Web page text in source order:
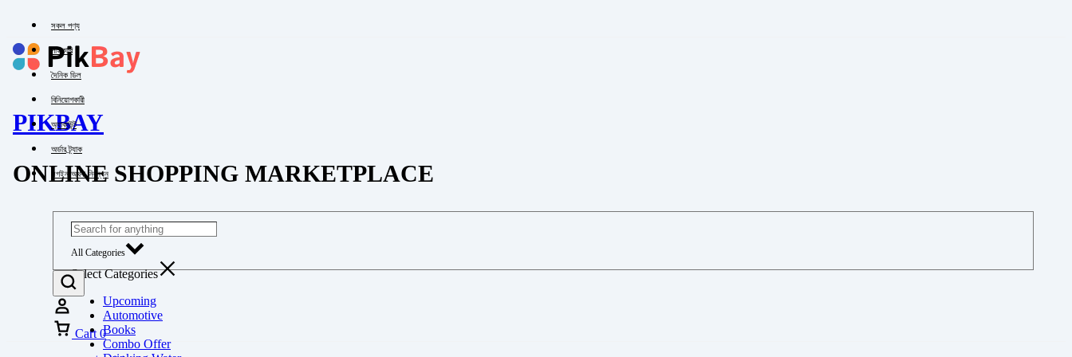
সকল পণ্য
পাইকারি
দৈনিক ডিল
বিনিয়োগকারী
অ্যাকাউন্ট
অর্ডার ট্র্যাক
লগইন অথবা নিবন্ধন
PIKBAY
ONLINE SHOPPING MARKETPLACE
All Categories
Select Categories
Upcoming
Automotive
Books
Combo Offer
Cart 0